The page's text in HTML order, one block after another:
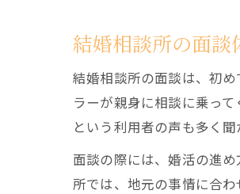
結婚相談所の面談
結婚相談所の面談は、初
ラーが親身に相談に乗っ
という利用者の声も多く聞
面談の際には、婚活の進
所では、地元の事情に合